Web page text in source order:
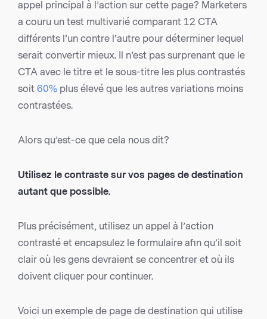
appel principal à l’action sur cette page? Marketers
a couru un test multivarié comparant 12 CTA
différents l’un contre l’autre pour déterminer lequel
serait convertir mieux. Il n’est pas surprenant que le
CTA avec le titre et le sous-titre les plus contrastés
soit 60% plus élevé que les autres variations moins
contrastées.
Alors qu’est-ce que cela nous dit?
Utilisez le contraste sur vos pages de destination
autant que possible.
Plus précisément, utilisez un appel à l’action
contrasté et encapsulez le formulaire afin qu’il soit
clair où les gens devraient se concentrer et où ils
doivent cliquer pour continuer.
Voici un exemple de page de destination qui utilise